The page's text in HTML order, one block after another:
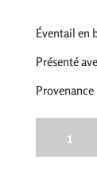
Éventail en
Présenté
Éventail